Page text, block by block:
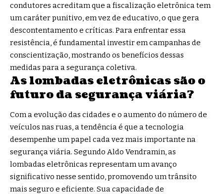
condutores acreditam que a fiscalização eletrônica tem
um caráter punitivo, em vez de educativo, o que gera
descontentamento e críticas. Para enfrentar essa
resistência, é fundamental investir em campanhas de
conscientização, mostrando os benefícios dessas
medidas para a segurança coletiva.
As lombadas eletrônicas são o
futuro da segurança viária?
Com a evolução das cidades e o aumento do número de
veículos nas ruas, a tendência é que a tecnologia
desempenhe um papel cada vez mais importante na
segurança viária. Segundo Aldo Vendramin, as
lombadas eletrônicas representam um avanço
significativo nesse sentido, promovendo um trânsito
mais seguro e eficiente. Sua capacidade de